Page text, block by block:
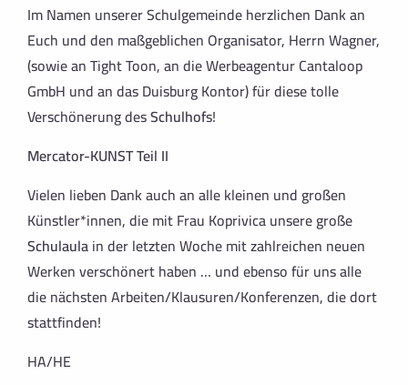
Im Namen unserer Schulgemeinde herzlichen Dank an
Euch und den maßgeblichen Organisator, Herrn Wagner,
(sowie an Tight Toon, an die Werbeagentur Cantaloop
GmbH und an das Duisburg Kontor) für diese tolle
Verschönerung desSchulhofs!
Mercator-KUNST Teil II
Vielen lieben Dank auch an alle kleinen und großen
Künstler*innen, die mit Frau Koprivica unsere große
Schulaulain der letzten Woche mit zahlreichen neuen
Werken verschönert haben … und ebenso für uns alle
die nächsten Arbeiten/Klausuren/Konferenzen, die dort
stattfinden!
HA/HE